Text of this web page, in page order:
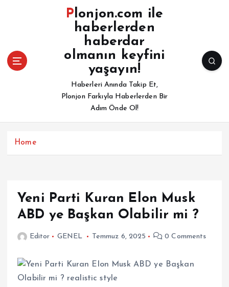
a
Plonjon.com ile
haberlerden
haberdar
olmanın keyfini
yaşayın!
Haberleri Anında Takip Et,
Plonjon Farkıyla Haberlerden Bir
Adım Önde Ol!
Home
Yeni Parti Kuran Elon Musk
ABD ye Başkan Olabilir mi ?
Editor GENEL Temmuz 6, 2025 0 Comments